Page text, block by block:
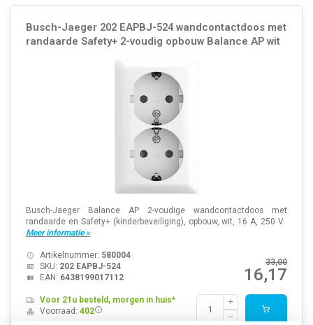
Busch-Jaeger 202 EAPBJ-524 wandcontactdoos met
randaarde Safety+ 2-voudig opbouw Balance AP wit
Busch-Jaeger Balance AP 2-voudige wandcontactdoos met
randaarde en Safety+ (kinderbeveiliging), opbouw, wit, 16 A, 250 V.
Meer informatie »
33,00
16,17
Artikelnummer: 580004
SKU: 202 EAPBJ-524
EAN: 6438199017112
Voor 21u besteld, morgen in huis*
Voorraad: 402